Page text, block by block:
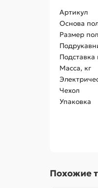
Артикул
Основа
Размер
Подставка
Масса, кг
Чехол
Упаковка
Похожие